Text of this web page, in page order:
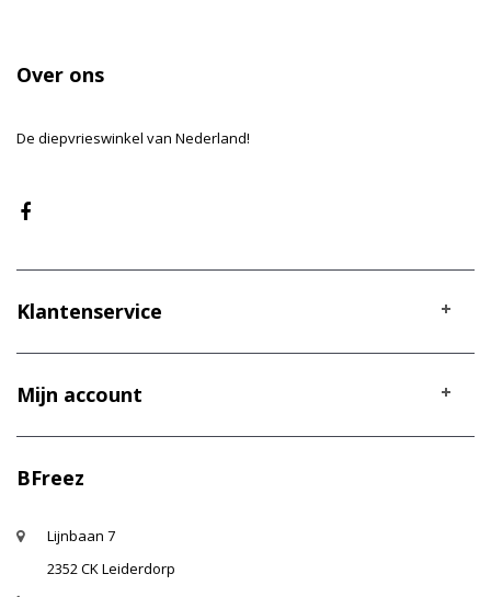
Over ons
De diepvrieswinkel van Nederland!
Klantenservice
Mijn account
BFreez
Lijnbaan 7
2352 CK Leiderdorp